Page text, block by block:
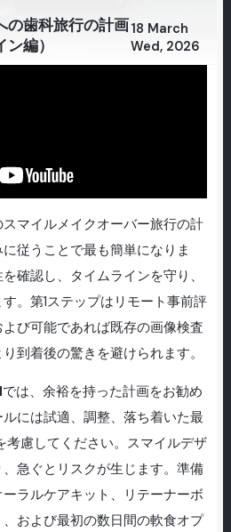
の歯科旅行の計画
編）
18 March
Wed, 2026
マイルメイクオーバー旅行の計
従うことで最も簡単になりま
確認し、タイムラインを守り、
。第1ステップはリモート事前評
び可能であれば既存の画像検査
到着後の驚きを避けられます。
では、余裕を持った計画をお勧め
には試適、調整、落ち着いた最
考慮してください。スマイルデザ
急ぐとリスクが生じます。準備
ラルケアキット、リテーナーボ
および最初の数日間の軟食オプ